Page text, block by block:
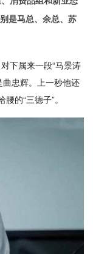
是马总、余总、苏
下属来一段“马景涛
忠辉。上一秒他还
的“三德子”。